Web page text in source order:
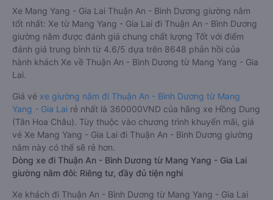
Xe Mang Yang - Gia Lai Thuận An - Bình Dương giường nằm
tốt nhất: Xe từ Mang Yang - Gia Lai đi Thuận An - Bình Dương
giường nằm được đánh giá chung chất lượng Tốt với điểm
đánh giá trung bình từ 4.6/5 dựa trên 8648 phản hồi của
hành khách Xe về Thuận An - Bình Dương từ Mang Yang - Gia
Lai.
Giá vé xe giường nằm đi Thuận An - Bình Dương từ Mang
Yang - Gia Lai rẻ nhất là 360000VND của hãng xe Hồng Dung
(Tân Hoa Châu). Tùy thuộc vào chương trình khuyến mãi, giá
vé Xe Mang Yang - Gia Lai đi Thuận An - Bình Dương giường
nằm này có thể sẽ rẻ hơn.
Dòng xe đi Thuận An - Bình Dương từ Mang Yang - Gia Lai
giường nằm đôi: Riêng tư, đầy đủ tiện nghi
Xe khách đi Thuận An - Bình Dương từ Mang Yang - Gia Lai